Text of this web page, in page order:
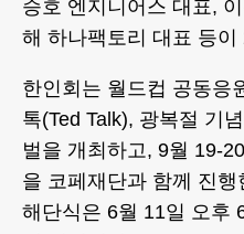
승호 엔지니어스 대표,
해 하나팩토리 대표 등
한인회는 월드컵 공동응
톡(Ted Talk), 광복절 기
벌을 개최하고, 9월 19-
을 코페재단과 함께 진
해단식은 6월 11일 오후